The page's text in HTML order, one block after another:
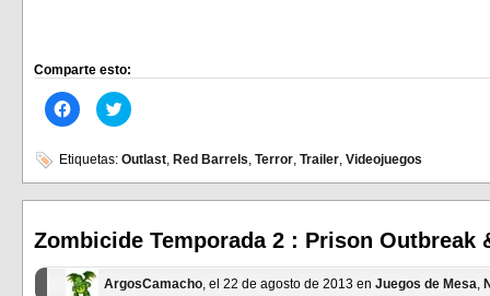
Comparte esto:
Haz
clic
en
Facebook
(Se
abre
ventana
nueva)
Haz
clic
en
(Se
abre
ventana
nueva)
Etiquetas: Outlast Red Barrels Terror Trailer Videojuegos
Zombicide Temporada 2 : Prison Outbreak
ArgosCamacho, el 22 de agosto de 2013 en Juegos de Mesa,